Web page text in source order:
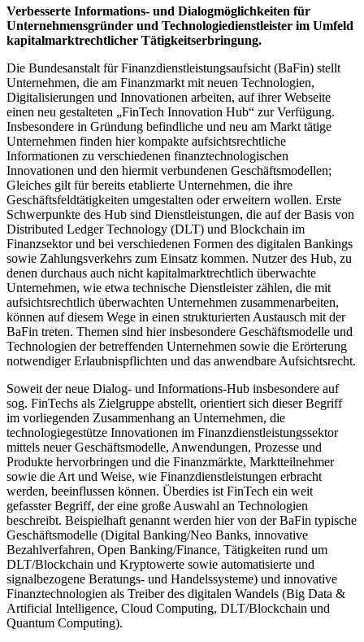
Verbesserte Informations- und Dialogmöglichkeiten für
Unternehmensgründer und Technologiedienstleister im Umfeld
kapitalmarktrechtlicher Tätigkeitserbringung.
Die Bundesanstalt für Finanzdienstleistungsaufsicht (BaFin) stellt
Unternehmen, die am Finanzmarkt mit neuen Technologien,
Digitalisierungen und Innovationen arbeiten, auf ihrer Webseite
einen neu gestalteten „FinTech Innovation Hub“ zur Verfügung.
Insbesondere in Gründung befindliche und neu am Markt tätige
Unternehmen finden hier kompakte aufsichtsrechtliche
Informationen zu verschiedenen finanztechnologischen
Innovationen und den hiermit verbundenen Geschäftsmodellen;
Gleiches gilt für bereits etablierte Unternehmen, die ihre
Geschäftsfeldtätigkeiten umgestalten oder erweitern wollen. Erste
Schwerpunkte des Hub sind Dienstleistungen, die auf der Basis von
Distributed Ledger Technology (DLT) und Blockchain im
Finanzsektor und bei verschiedenen Formen des digitalen Bankings
sowie Zahlungsverkehrs zum Einsatz kommen. Nutzer des Hub, zu
denen durchaus auch nicht kapitalmarktrechtlich überwachte
Unternehmen, wie etwa technische Dienstleister zählen, die mit
aufsichtsrechtlich überwachten Unternehmen zusammenarbeiten,
können auf diesem Wege in einen strukturierten Austausch mit der
BaFin treten. Themen sind hier insbesondere Geschäftsmodelle und
Technologien der betreffenden Unternehmen sowie die Erörterung
notwendiger Erlaubnispflichten und das anwendbare Aufsichtsrecht.
Soweit der neue Dialog- und Informations-Hub insbesondere auf
sog. FinTechs als Zielgruppe abstellt, orientiert sich dieser Begriff
im vorliegenden Zusammenhang an Unternehmen, die
technologiegestütze Innovationen im Finanzdienstleistungssektor
mittels neuer Geschäftsmodelle, Anwendungen, Prozesse und
Produkte hervorbringen und die Finanzmärkte, Marktteilnehmer
sowie die Art und Weise, wie Finanzdienstleistungen erbracht
werden, beeinflussen können. Überdies ist FinTech ein weit
gefasster Begriff, der eine große Auswahl an Technologien
beschreibt. Beispielhaft genannt werden hier von der BaFin typische
Geschäftsmodelle (Digital Banking/Neo Banks, innovative
Bezahlverfahren, Open Banking/Finance, Tätigkeiten rund um
DLT/Blockchain und Kryptowerte sowie automatisierte und
signalbezogene Beratungs- und Handelssysteme) und innovative
Finanztechnologien als Treiber des digitalen Wandels (Big Data &
Artificial Intelligence, Cloud Computing, DLT/Blockchain und
Quantum Computing).